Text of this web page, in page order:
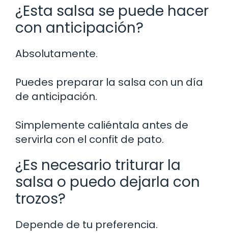
¿Esta salsa se puede hacer
con anticipación?
Absolutamente.
Puedes preparar la salsa con un día
de anticipación.
Simplemente caliéntala antes de
servirla con el confit de pato.
¿Es necesario triturar la
salsa o puedo dejarla con
trozos?
Depende de tu preferencia.